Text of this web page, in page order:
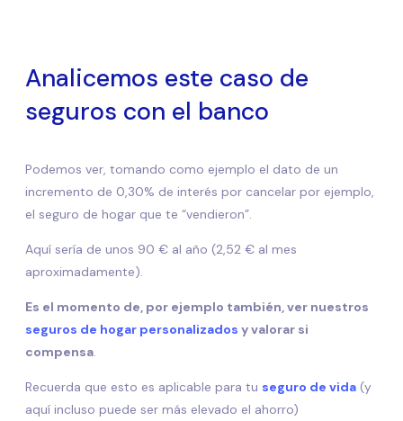
Analicemos este caso de
seguros con el banco
Podemos ver, tomando como ejemplo el dato de un
incremento de 0,30% de interés por cancelar por ejemplo,
el seguro de hogar que te “vendieron”.
Aquí sería de unos 90 € al año (2,52 € al mes
aproximadamente).
Es el momento de, por ejemplo también, ver nuestros
seguros de hogar personalizados y valorar si
compensa.
Recuerda que esto es aplicable para tu seguro de vida (y
aquí incluso puede ser más elevado el ahorro)